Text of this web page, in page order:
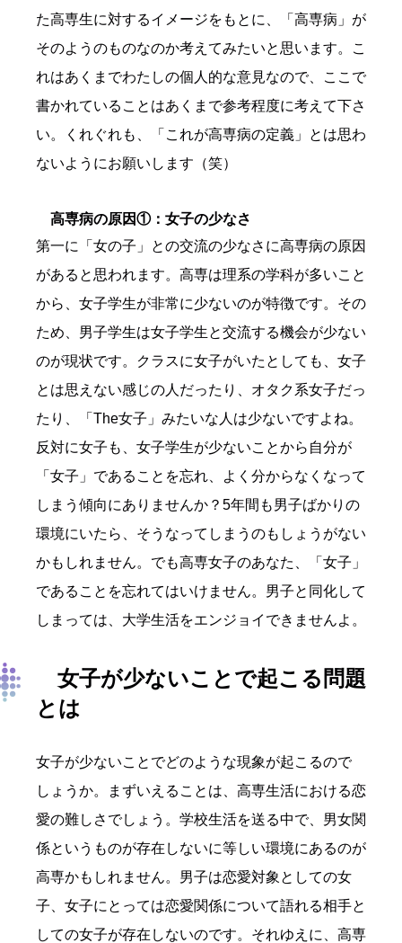
た高専生に対するイメージをもとに、「高専病」が
そのようのものなのか考えてみたいと思います。こ
れはあくまでわたしの個人的な意見なので、ここで
書かれていることはあくまで参考程度に考えて下さ
い。くれぐれも、「これが高専病の定義」とは思わ
ないようにお願いします（笑）
高専病の原因①：女子の少なさ
第一に「女の子」との交流の少なさに高専病の原因
があると思われます。高専は理系の学科が多いこと
から、女子学生が非常に少ないのが特徴です。その
ため、男子学生は女子学生と交流する機会が少ない
のが現状です。クラスに女子がいたとしても、女子
とは思えない感じの人だったり、オタク系女子だっ
たり、「The女子」みたいな人は少ないですよね。
反対に女子も、女子学生が少ないことから自分が
「女子」であることを忘れ、よく分からなくなって
しまう傾向にありませんか？5年間も男子ばかりの
環境にいたら、そうなってしまうのもしょうがない
かもしれません。でも高専女子のあなた、「女子」
であることを忘れてはいけません。男子と同化して
しまっては、大学生活をエンジョイできませんよ。
女子が少ないことで起こる問題
とは
女子が少ないことでどのような現象が起こるので
しょうか。まずいえることは、高専生活における恋
愛の難しさでしょう。学校生活を送る中で、男女関
係というものが存在しないに等しい環境にあるのが
高専かもしれません。男子は恋愛対象としての女
子、女子にとっては恋愛関係について語れる相手と
しての女子が存在しないのです。それゆえに、高専